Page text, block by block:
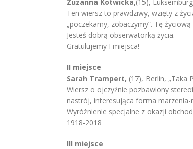
Ten wiersz to prawdziwy, wzięty z
„poczekamy, zobaczymy”. Tę
Jesteś dobrą obserwatorką życia.
Gratulujemy I miejsca!
II miejsce
Sarah Trampert, (17), Berlin, „Taka
Wiersz o ojczyźnie pozbawiony
nastrój, interesująca forma marzenia-
Wyróżnienie specjalne z okazji
1918-2018
III miejsce